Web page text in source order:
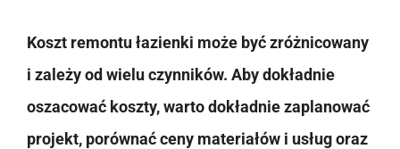
Koszt remontu łazienki może być zróżnicowany
i zależy od wielu czynników. Aby dokładnie
oszacować koszty, warto dokładnie zaplanować
projekt, porównać ceny materiałów i usług oraz